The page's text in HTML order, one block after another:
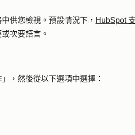
供您檢視。預設情況下， HubSpot
次要語言。
」，然後從以下選項中選擇：